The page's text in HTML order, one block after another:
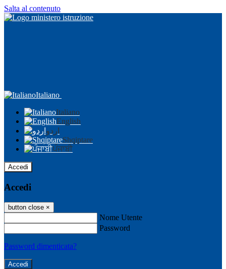
Salta al contenuto
Italiano
Italiano
English
اردو
Shqiptare
ਪੰਜਾਬੀ
Accedi
Accedi
button close ×
Nome Utente
Password
Password dimenticata?